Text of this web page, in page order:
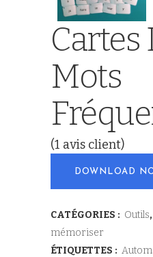
Cartes
Mots
(1 avis client)
DOWNLOAD
CATÉGORIES : Outils,
mémoriser
ÉTIQUETTES :